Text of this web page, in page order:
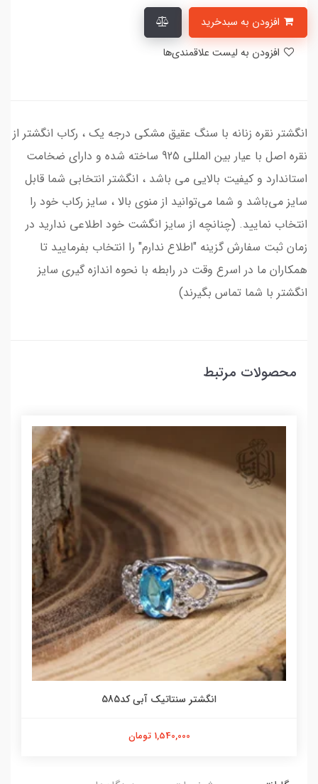
انگشتر نقره زنانه با سنگ عقیق مشکی درجه یک ، رکاب انگشتر از
نقره اصل با عیار بین المللی 925 ساخته شده و دارای ضخامت
استاندارد و کیفیت بالایی می‌ باشد ، انگشتر انتخابی شما قابل
سایز می‌باشد و شما می‌توانید از منوی بالا ، سایز رکاب خود را
انتخاب نمایید. (چنانچه از سایز انگشت خود اطلاعی ندارید در
زمان ثبت سفارش گزینه "اطلاع ندارم" را انتخاب بفرمایید تا
همکاران ما در اسرع وقت در رابطه با نحوه اندازه گیری سایز
انگشتر با شما تماس بگیرند)
محصولات مرتبط
انگشتر سنتاتیک آبی کد585
1,540,000 تومان